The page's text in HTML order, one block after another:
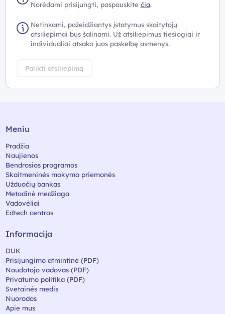
Norėdami prisijungti, paspauskite čia.
Netinkami, pažeidžiantys įstatymus skaitytojų
atsiliepimai bus šalinami. Už atsiliepimus tiesiogiai ir
individualiai atsako juos paskelbę asmenys.
Palikti atsiliepimą
Meniu
Pradžia
Naujienos
Bendrosios programos
Skaitmeninės mokymo priemonės
Užduočių bankas
Metodinė medžiaga
Vadovėliai
Edtech centras
Informacija
DUK
Prisijungimo atmintinė (PDF)
Naudotojo vadovas (PDF)
Privatumo politika (PDF)
Svetainės medis
Nuorodos
Apie mus